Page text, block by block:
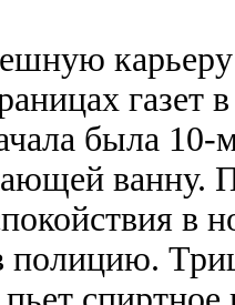
газет
была
ванну.
в